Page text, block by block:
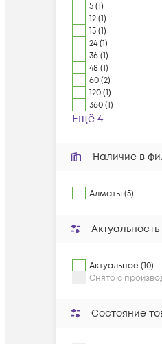
5 (1)
12 (1)
15 (1)
24 (1)
36 (1)
48 (1)
60 (2)
120 (1)
360 (1)
Ещё 4
Наличие в
Алматы (5)
Актуальное (10)
Снято с
Состояние